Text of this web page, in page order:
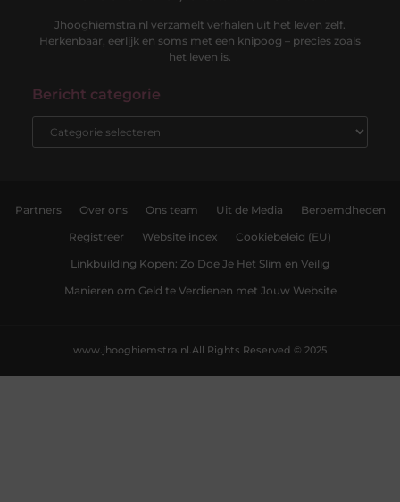
Jhooghiemstra.nl verzamelt verhalen uit het leven zelf.
Herkenbaar, eerlijk en soms met een knipoog – precies zoals
het leven is.
Bericht categorie
Partners Over ons Ons team Uit de Media Beroemdheden
Registreer Website index Cookiebeleid (EU)
Linkbuilding Kopen: Zo Doe Je Het Slim en Veilig
Manieren om Geld te Verdienen met Jouw Website
All Rights Reserved © 2025
www.jhooghiemstra.nl.